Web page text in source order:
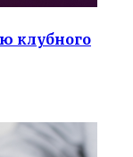
клубного